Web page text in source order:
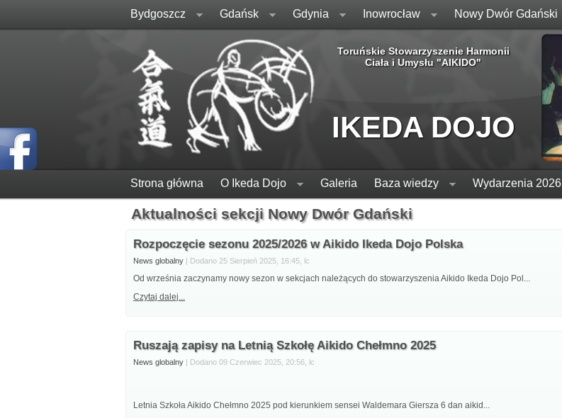
Bydgoszcz Gdańsk Gdynia Inowrocław Nowy Dwór Gdański
Toruńskie Stowarzyszenie Harmonii
Ciała i Umysłu "AIKIDO"
IKEDA DOJO
Strona główna O Ikeda Dojo Galeria Baza wiedzy Wydarzenia 2026
Aktualności sekcji Nowy Dwór Gdański
Rozpoczęcie sezonu 2025/2026 w Aikido Ikeda Dojo Polska
News globalny | Dodano 25 Sierpień 2025, 16:45, lc
Od września zaczynamy nowy sezon w sekcjach należących do stowarzyszenia Aikido Ikeda Dojo Pol...
Czytaj dalej...
Ruszają zapisy na Letnią Szkołę Aikido Chełmno 2025
News globalny | Dodano 09 Czerwiec 2025, 20:56, lc
Letnia Szkoła Aikido Chełmno 2025 pod kierunkiem sensei Waldemara Giersza 6 dan aikid...